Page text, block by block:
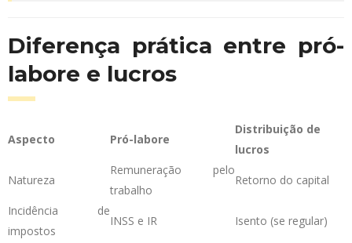
Diferença prática entre pró-
labore e lucros
Aspecto Pró-labore
Distribuição de
lucros
Natureza
Remuneração pelo
trabalho
Retorno do capital
Incidência de
impostos
INSS e IR Isento (se regular)